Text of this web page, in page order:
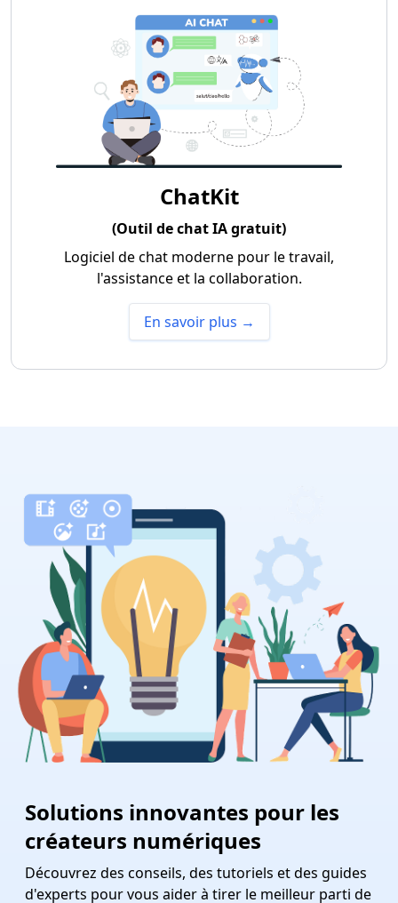
ChatKit
(Outil de chat IA gratuit)
Logiciel de chat moderne pour le travail,
l'assistance et la collaboration.
En savoir plus →
Solutions innovantes pour les
créateurs numériques
Découvrez des conseils, des tutoriels et des guides
d'experts pour vous aider à tirer le meilleur parti de